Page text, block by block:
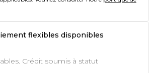
flexibles disponibles
Crédit soumis à statut